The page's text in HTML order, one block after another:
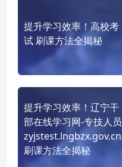
提升学习效率！高校考
试 刷课方法全揭秘
提升学习效率！辽宁干
部在线学习网-专技人员
zyjstest.lngbzx.gov.cn
刷课方法全揭秘